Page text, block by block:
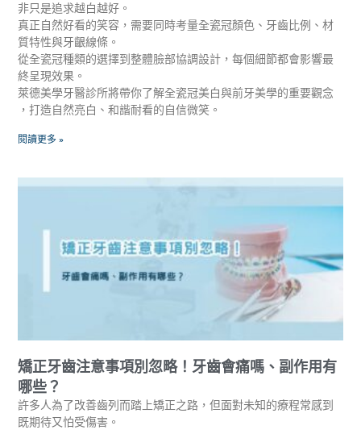
非只是追求越白越好。
真正自然好看的笑容，需要同時考量全瓷冠顏色、牙齒比例、材
質特性與牙齦線條。
從全瓷冠種類的選擇到整體臉部協調設計，每個細節都會影響最
終呈現效果。
萊德美學牙醫診所將帶你了解全瓷冠美白與前牙美學的重要觀念
，打造自然亮白、和諧耐看的自信微笑。
閱讀更多 »
矯正牙齒注意事項別忽略！牙齒會痛嗎、副作用有
哪些？
許多人為了改善齒列而踏上矯正之路，但面對未知的療程常感到
既期待又怕受傷害。